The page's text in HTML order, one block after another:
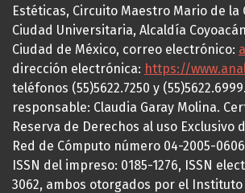
Estéticas, Circuito Maestro Mario de la
Ciudad Universitaria, Alcaldía
Ciudad de México, correo electrónico:
dirección electrónica: https://
teléfonos (55)5622.7250 y
responsable: Claudia Garay Molina.
Reserva de Derechos al uso Exclusivo
Red de Cómputo número 04-2005-
ISSN del impreso: 0185-1276, ISSN
3062, ambos otorgados por el